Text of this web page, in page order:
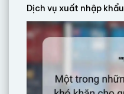
Dịch vụ xuất nhập khẩu